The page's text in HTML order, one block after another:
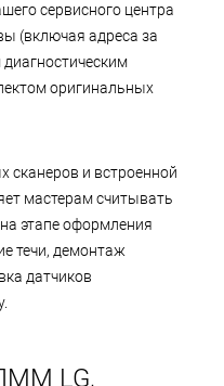
сервисного центра
(включая адреса за
оригинальных
сканеров и встроенной
мастерам считывать
этапе оформления
течи, демонтаж
датчиков
LG,